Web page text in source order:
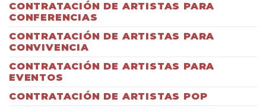
CONTRATACIÓN DE ARTISTAS PARA
CONFERENCIAS
CONTRATACIÓN DE ARTISTAS PARA
CONVIVENCIA
CONTRATACIÓN DE ARTISTAS PARA
EVENTOS
CONTRATACIÓN DE ARTISTAS POP